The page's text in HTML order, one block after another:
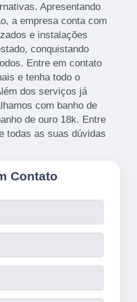
Apresentando
a empresa conta com
e instalações
conquistando
Entre em contato
e tenha todo o
dos serviços já
com banho de
de ouro 18k. Entre
todas as suas dúvidas
Contato